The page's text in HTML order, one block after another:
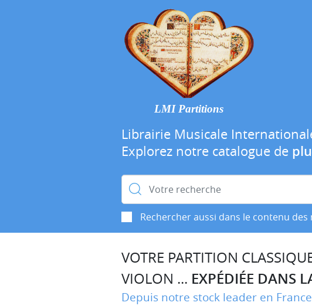
LMI Partitions
Librairie Musicale
Explorez notre catalogue de
Rechercher :
Rechercher aussi dans le contenu des
VOTRE PARTITION
VIOLON ... EXPÉDIÉE DANS
Depuis notre stock leader en